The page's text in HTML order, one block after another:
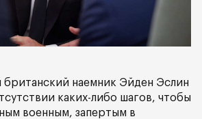
британский наемник Эйден Эслин
каких-либо шагов, чтобы
военным, запертым в